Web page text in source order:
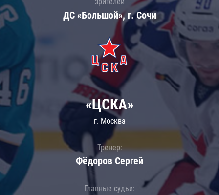
ДС «Большой», г. Сочи
«ЦСКА»
г. Москва
Тренер:
Фёдоров Сергей
Главные судьи: